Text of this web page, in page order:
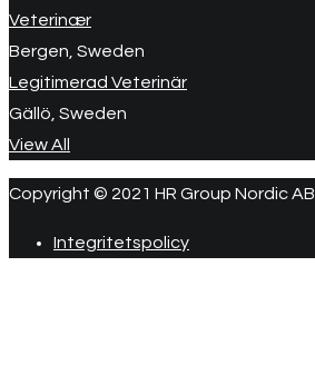
Veterinær
Bergen, Sweden
Legitimerad Veterinär
Gällö, Sweden
View All
Copyright © 2021 HR Group Nordic AB.
Integritetspolicy